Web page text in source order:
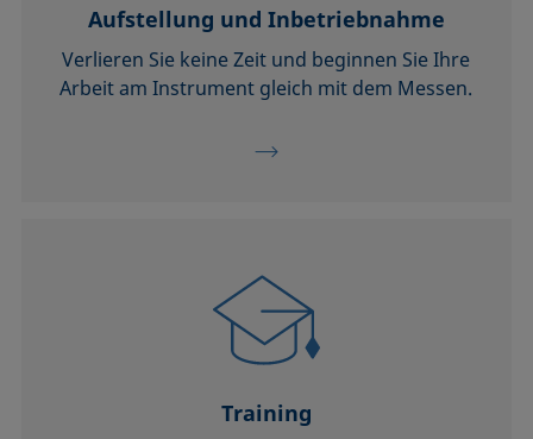
Aufstellung und Inbetriebnahme
Verlieren Sie keine Zeit und beginnen Sie Ihre
Arbeit am Instrument gleich mit dem Messen.
Training